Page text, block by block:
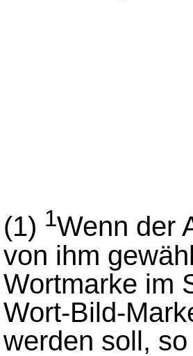
(1) 1Wenn der
von ihm
Wortmarke im
Wort-Bild-
werden soll,